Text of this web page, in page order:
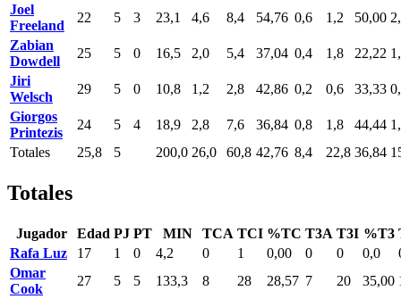
Joel
Freeland
22 5 3 23,1 4,6 8,4 54,76 0,6 1,2 50,00
Zabian
Dowdell
25 5 0 16,5 2,0 5,4 37,04 0,4 1,8 22,22
Jiri
Welsch
29 5 0 10,8 1,2 2,8 42,86 0,2 0,6 33,33
Giorgos
Printezis
24 5 4 18,9 2,8 7,6 36,84 0,8 1,8 44,44
Totales
25,8 5 200,0 26,0 60,8 42,76 8,4 22,8 36,84
Totales
Jugador Edad PJ PT MIN TCA TCI %TC T3A T3I %T3
Rafa Luz
17 1 0 4,2 0 1 0,00 0 0 0,0
Omar
Cook
27 5 5 133,3 8 28 28,57 7 20 35,00